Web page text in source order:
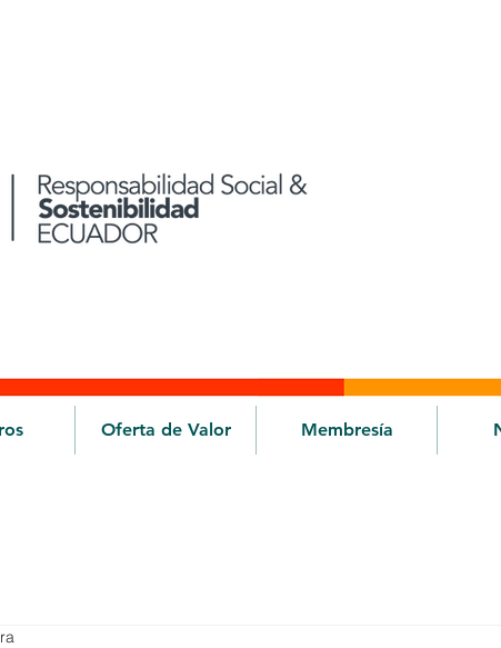
Oferta de Valor Membresía